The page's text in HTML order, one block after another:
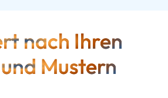
nach Ihren
Mustern